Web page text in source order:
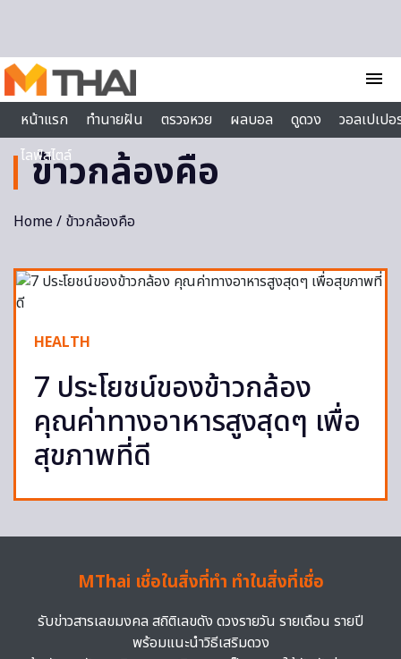
menu
หน้าแรก
ทำนายฝัน ตรวจหวย ผลบอล ดูดวง
วอลเปเป
ไลฟ์สไตล์
ข้าวกล้องคือ
Home/ ข้าวกล้องคือ
HEALTH
7 ประโยชน์ของข้าวกล้อง
คุณค่าทางอาหารสูงสุดๆ เพื่อ
สุขภาพที่ดี
MThai เชื่อในสิ่งที่ทำ ทำในสิ่งที่เชื่อ
รับข่าวสารเลขมงคล สถิติเลขดัง ดวงรายวัน รายเดือน รายปี
พร้อมแนะนำวิธีเสริมดวง